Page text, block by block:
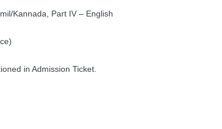
Kannada, Part IV – English
in Admission Ticket.